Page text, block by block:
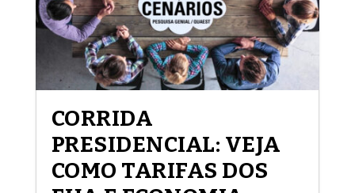
CORRIDA
PRESIDENCIAL: VEJA
COMO TARIFAS DOS